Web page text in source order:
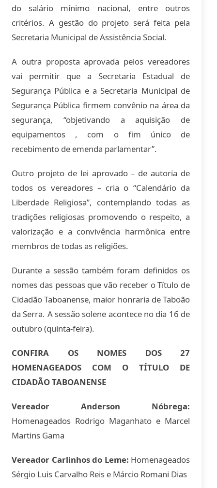
do salário mínimo nacional, entre outros
critérios. A gestão do projeto será feita pela
Secretaria Municipal de Assistência Social.
A outra proposta aprovada pelos vereadores
vai permitir que a Secretaria Estadual de
Segurança Pública e a Secretaria Municipal de
Segurança Pública firmem convênio na área da
segurança, “objetivando a aquisição de
equipamentos , com o fim único de
recebimento de emenda parlamentar”.
Outro projeto de lei aprovado – de autoria de
todos os vereadores – cria o “Calendário da
Liberdade Religiosa”, contemplando todas as
tradições religiosas promovendo o respeito, a
valorização e a convivência harmônica entre
membros de todas as religiões.
Durante a sessão também foram definidos os
nomes das pessoas que vão receber o Título de
Cidadão Taboanense, maior honraria de Taboão
da Serra. A sessão solene acontece no dia 16 de
outubro (quinta-feira).
CONFIRA OS NOMES DOS 27
HOMENAGEADOS COM O TÍTULO DE
CIDADÃO TABOANENSE
Vereador Anderson Nóbrega:
Homenageados Rodrigo Maganhato e Marcel
Martins Gama
Vereador Carlinhos do Leme: Homenageados
Sérgio Luis Carvalho Reis e Márcio Romani Dias